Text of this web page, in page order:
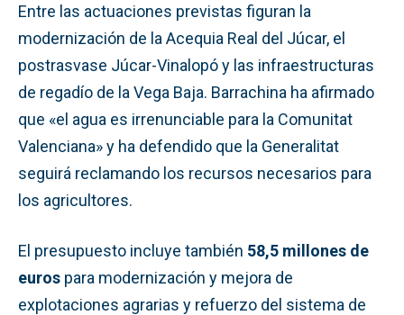
Entre las actuaciones previstas figuran la
modernización de la Acequia Real del Júcar, el
postrasvase Júcar-Vinalopó y las infraestructuras
de regadío de la Vega Baja. Barrachina ha afirmado
que «el agua es irrenunciable para la Comunitat
Valenciana» y ha defendido que la Generalitat
seguirá reclamando los recursos necesarios para
los agricultores.
El presupuesto incluye también 58,5 millones de
euros para modernización y mejora de
explotaciones agrarias y refuerzo del sistema de